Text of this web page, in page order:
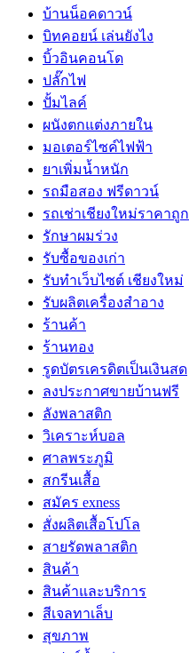
บ้านน็อคดาวน์
บิทคอยน์ เล่นยังไง
บิ้วอินคอนโด
ปลั๊กไฟ
ปั้มไลค์
ผนังตกแต่งภายใน
มอเตอร์ไซค์ไฟฟ้า
ยาเพิ่มน้ำหนัก
รถมือสอง ฟรีดาวน์
รถเช่าเชียงใหม่ราคาถูก
รักษาผมร่วง
รับซื้อของเก่า
รับทำเว็บไซต์ เชียงใหม่
รับผลิตเครื่องสำอาง
ร้านค้า
ร้านทอง
รูดบัตรเครดิตเป็นเงินสด
ลงประกาศขายบ้านฟรี
ลังพลาสติก
วิเคราะห์บอล
ศาลพระภูมิ
สกรีนเสื้อ
สมัคร exness
สั่งผลิตเสื้อโปโล
สายรัดพลาสติก
สินค้า
สินค้าและบริการ
สีเจลทาเล็บ
สุขภาพ